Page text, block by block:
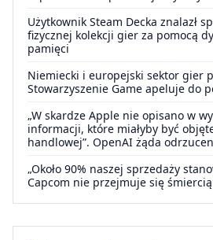
Użytkownik Steam Decka znalazł
fizycznej kolekcji gier za pomocą
pamięci
Niemiecki i europejski sektor gier
Stowarzyszenie Game apeluje do
„W skardze Apple nie opisano w
informacji, które miałyby być
handlowej”. OpenAI żąda
„Około 90% naszej sprzedaży
Capcom nie przejmuje się